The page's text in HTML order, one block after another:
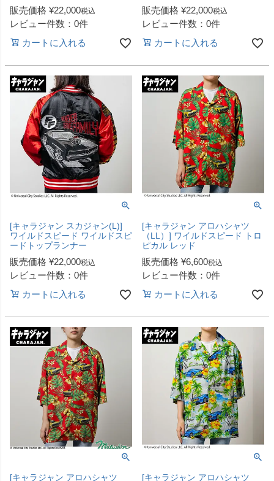
販売価格 ¥22,000税込
レビュー件数：0件
カートに入れる
販売価格 ¥22,000税込
レビュー件数：0件
カートに入れる
[キャラジャン スカジャン(L)]
ワイルドスピード ワイルドスピ
ードトップランナー
販売価格 ¥22,000税込
レビュー件数：0件
カートに入れる
[キャラジャン アロハシャツ
（LL）] ワイルドスピード トロ
ピカル レッド
販売価格 ¥6,600税込
レビュー件数：0件
カートに入れる
[キャラジャン アロハシャツ
[キャラジャン アロハシャツ